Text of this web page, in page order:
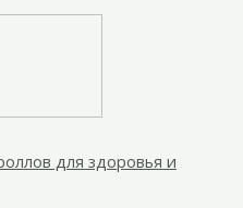
для здоровья и